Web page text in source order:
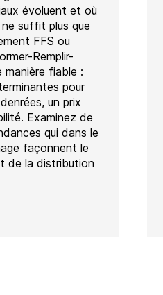
évoluent et où
suffit plus que
FFS ou
Remplir-
fiable :
pour
un prix
Examinez de
qui dans le
façonnent le
de la distribution